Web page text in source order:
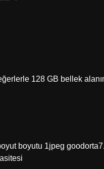
128 GB bellek
boyutu 1jpeg